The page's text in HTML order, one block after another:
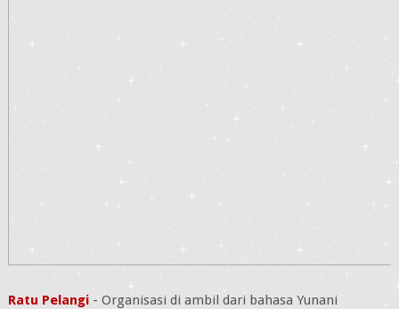
Ratu Pelangi- Organisasi di ambil dari bahasa Yunani